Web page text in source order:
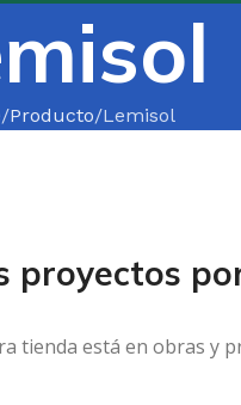
Producto Lemisol
proyectos
tienda está en obras y